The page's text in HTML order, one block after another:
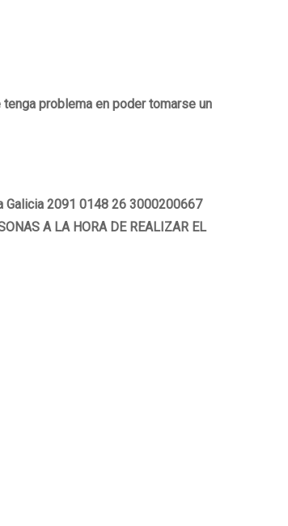
problema en poder tomarse un
2091 0148 26 3000200667
A LA HORA DE REALIZAR EL